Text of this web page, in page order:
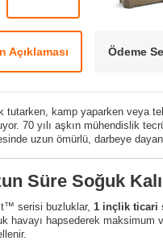
Açıklaması Ödeme
tutarken, kamp yaparken veya
70 yılı aşkın mühendislik
uzun ömürlü, darbeye
Süre Soğuk
serisi buzluklar, 1 inçlik ticari
havayı hapsederek maksimum